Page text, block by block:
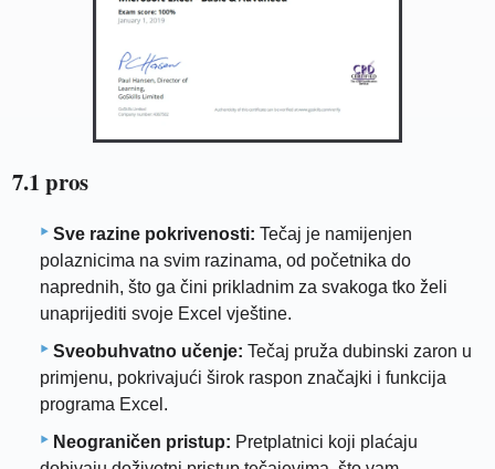
7.1 pros
Sve razine pokrivenosti: Tečaj je namijenjen
polaznicima na svim razinama, od početnika do
naprednih, što ga čini prikladnim za svakoga tko želi
unaprijediti svoje Excel vještine.
Sveobuhvatno učenje: Tečaj pruža dubinski zaron u
primjenu, pokrivajući širok raspon značajki i funkcija
programa Excel.
Neograničen pristup: Pretplatnici koji plaćaju